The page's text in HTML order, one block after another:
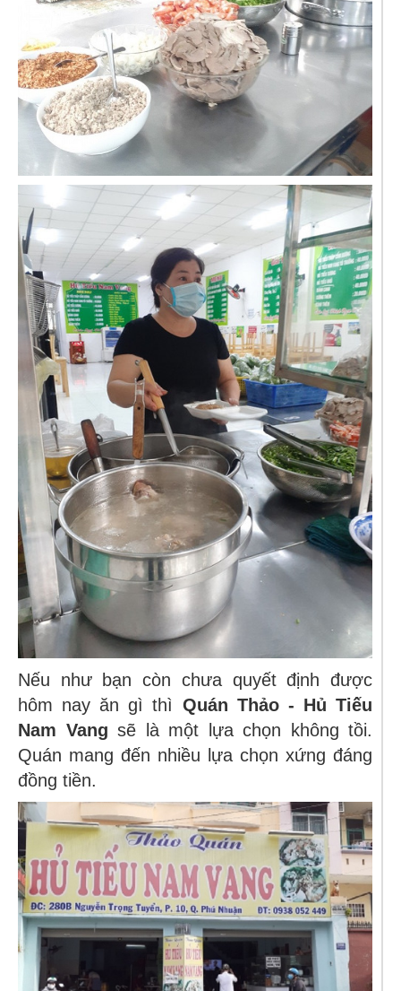
Nếu như bạn còn chưa quyết định được
hôm nay ăn gì thì Quán Thảo - Hủ Tiếu
Nam Vang sẽ là một lựa chọn không tồi.
Quán mang đến nhiều lựa chọn xứng đáng
đồng tiền.